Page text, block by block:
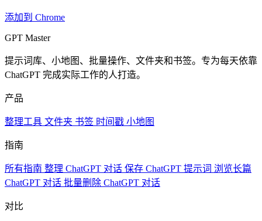
添加到 Chrome
GPT Master
提示词库、小地图、批量操作、文件夹和书签。专为每天依靠
ChatGPT 完成实际工作的人打造。
产品
整理工具 文件夹 书签 时间戳 小地图
指南
所有指南 整理 ChatGPT 对话 保存 ChatGPT 提示词 浏览长篇
ChatGPT 对话 批量删除 ChatGPT 对话
对比